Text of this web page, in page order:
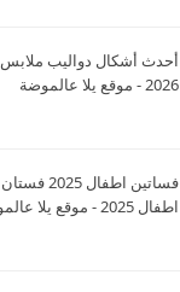
أحدث أشكال دواليب ملابس
2026 - موقع يلا عالموضة
فساتين اطفال 2025 فستان
اطفال 2025 - موقع يلا عالموضة